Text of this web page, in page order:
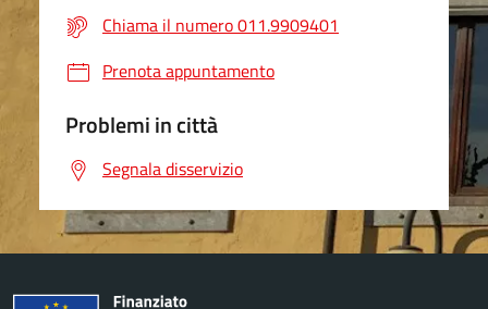
Chiama il numero 011.9909401
Prenota appuntamento
Problemi in città
Segnala disservizio